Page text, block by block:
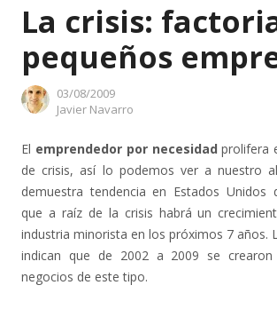
La crisis:
pequeños
03/08/2009
Author
Javier Navarro
El emprendedor por necesidad prolifera
de crisis, así lo podemos ver a nuestro
demuestra tendencia en Estados Unidos
que a raíz de la crisis habrá un
industria minorista en los próximos 7 años.
indican que de 2002 a 2009 se crearon
negocios de este tipo.